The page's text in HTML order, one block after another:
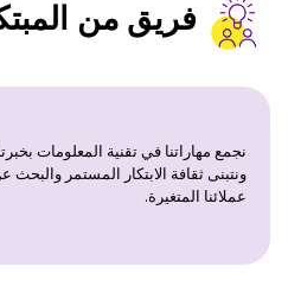
فريق من
نجمع مهاراتنا في تقنية المعلومات
ونتبنى ثقافة الابتكار المستمر والبحث
عملائنا المتغيرة.